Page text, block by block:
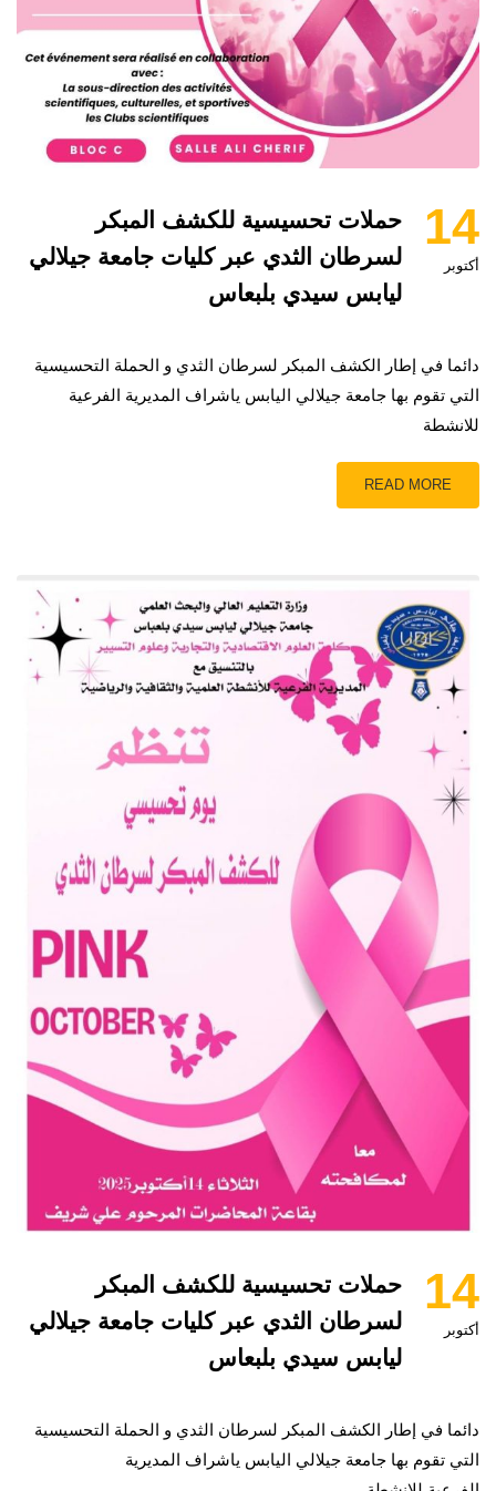
14
أكتوبر
حملات تحسيسية للكشف المبكر
لسرطان الثدي عبر كليات جامعة جيلالي
ليابس سيدي بلبعاس
دائما في إطار الكشف المبكر لسرطان الثدي و الحملة التحسيسية
التي تقوم بها جامعة جيلالي اليابس ياشراف المديرية الفرعية
للانشطة
READ MORE
14
أكتوبر
حملات تحسيسية للكشف المبكر
لسرطان الثدي عبر كليات جامعة جيلالي
ليابس سيدي بلبعاس
دائما في إطار الكشف المبكر لسرطان الثدي و الحملة التحسيسية
التي تقوم بها جامعة جيلالي اليابس ياشراف المديرية